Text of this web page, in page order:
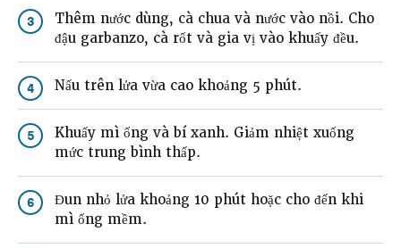
3
Thêm nước dùng, cà chua và nước vào nồi. Cho
đậu garbanzo, cà rốt và gia vị vào khuấy đều.
4 Nấu trên lửa vừa cao khoảng 5 phút.
5
Khuấy mì ống và bí xanh. Giảm nhiệt xuống
mức trung bình thấp.
6
Đun nhỏ lửa khoảng 10 phút hoặc cho đến khi
mì ống mềm.